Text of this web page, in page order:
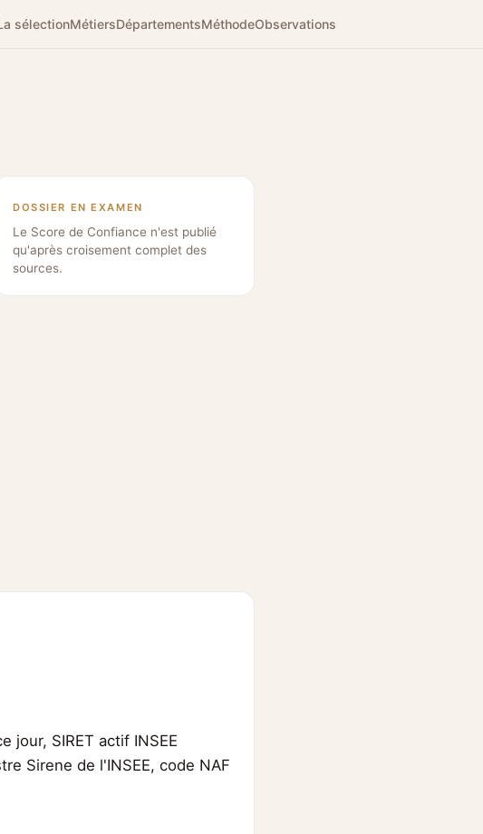
sélectionMétiersDépartementsMéthodeObservations
DOSSIER EN EXAMEN
Le Score de Confiance n'est publié
qu'après croisement complet des
sources.
jour, SIRET actif INSEE
Sirene de l'INSEE, code NAF